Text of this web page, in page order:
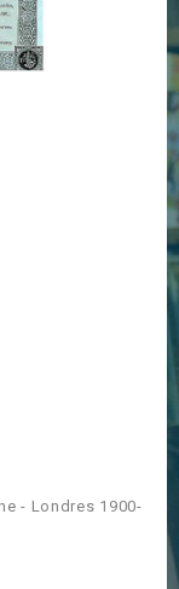
- Londres 1900-